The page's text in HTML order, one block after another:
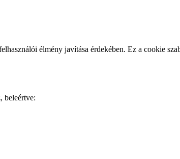
élmény javítása érdekében. Ez a cookie
beleértve: